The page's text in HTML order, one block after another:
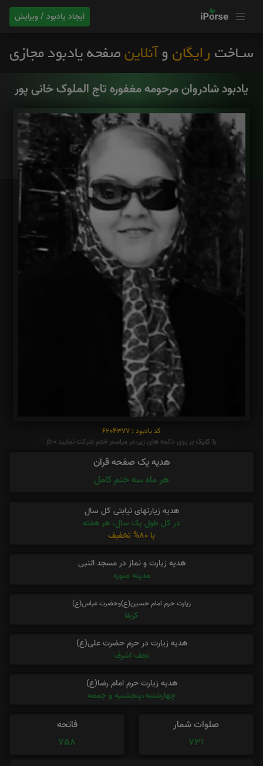
ایجاد یادبود / ویرایش
یادبود شادروان مرحومه مغفوره تاج الملوک خانی پور
کد یادبود : 6204377
با کلیک بر روی دکمه های زیر،در مراسم ختم شرکت نمایید p:0
هدیه یک صفحه قرآن
هر ماه سه ختم کامل
هدیه زیارتهای نیابتی کل سال
در کل طول یک سال، هر هفته
با 80% تخفیف
هدیه زیارت و نماز در مسجد النبی
مدینه منوره
زیارت حرم امام حسین(ع)وحضرت عباس(ع)
کربلا
هدیه زیارت در حرم حضرت علی(ع)
نجف اشرف
هدیه زیارت حرم امام رضا(ع)
چهارشنبه،پنجشنبه و جمعه
صلوات شمار
731
فاتحه
758